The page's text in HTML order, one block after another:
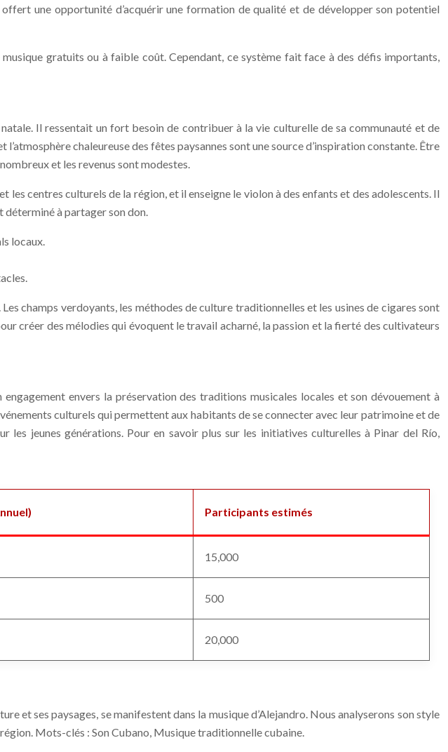
une opportunité d’acquérir une formation de qualité et de développer son potentiel
gratuits ou à faible coût. Cependant, ce système fait face à des défis importants,
Il ressentait un fort besoin de contribuer à la vie culturelle de sa communauté et de
chaleureuse des fêtes paysannes sont une source d’inspiration constante. Être
et les revenus sont modestes.
centres culturels de la région, et il enseigne le violon à des enfants et des adolescents. Il
déterminé à partager son don.
locaux.
champs verdoyants, les méthodes de culture traditionnelles et les usines de cigares sont
créer des mélodies qui évoquent le travail acharné, la passion et la fierté des cultivateurs
envers la préservation des traditions musicales locales et son dévouement à
culturels qui permettent aux habitants de se connecter avec leur patrimoine et de
les jeunes générations. Pour en savoir plus sur les initiatives culturelles à Pinar del Río,
Participants estimés
15,000
500
20,000
et ses paysages, se manifestent dans la musique d’Alejandro. Nous analyserons son style
Mots-clés : Son Cubano, Musique traditionnelle cubaine.